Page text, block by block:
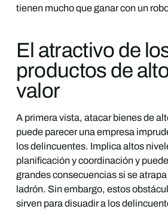
tienen mucho que ganar con un
El atractivo de
productos de
valor
A primera vista, atacar bienes de
puede parecer una empresa
los delincuentes. Implica altos
planificación y coordinación y
grandes consecuencias si se atrapa
ladrón. Sin embargo, estos
sirven para disuadir a los